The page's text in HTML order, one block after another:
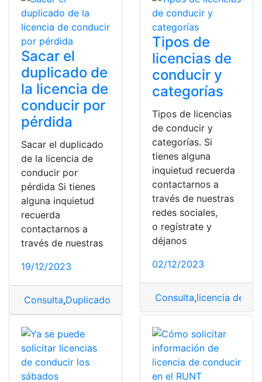
Sacar el
duplicado de
la licencia de
conducir por
pérdida
Sacar el duplicado
de la licencia de
conducir por
pérdida Si tienes
alguna inquietud
recuerda
contactarnos a
través de nuestras
19/12/2023
Consulta,Duplicado licencia de conducir,
Tipos de
licencias de
conducir y
categorías
Tipos de licencias
de conducir y
categorías. Si
tienes alguna
inquietud recuerda
contactarnos a
través de nuestras
redes sociales,
o regístrate y
déjanos
02/12/2023
Consulta,licencia de